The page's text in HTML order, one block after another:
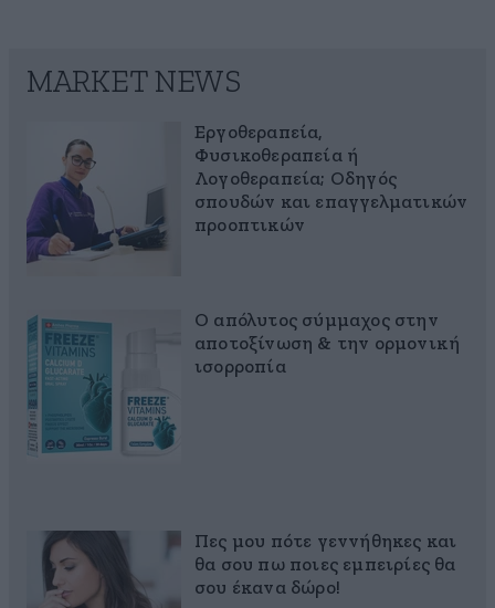
MARKET NEWS
Εργοθεραπεία,
Φυσικοθεραπεία ή
Λογοθεραπεία; Οδηγός
σπουδών και επαγγελματικών
προοπτικών
Ο απόλυτος σύμμαχος στην
αποτοξίνωση & την ορμονική
ισορροπία
Πες μου πότε γεννήθηκες και
θα σου πω ποιες εμπειρίες θα
σου έκανα δώρο!